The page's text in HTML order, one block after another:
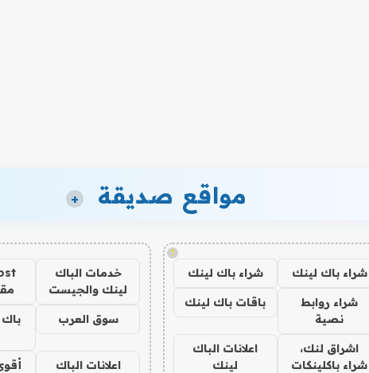
مواقع صديقة +
!
شراء باك لينك شراء باك لينك
شراء روابط
نصية
باقات باك لينك
اشراق لنك،
شراء باكلينكات
اعلانات الباك
لينك
خدمات الباك
لينك والجيست
سوق العرب
اعلانات الباك